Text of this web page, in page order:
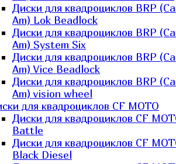
Диски для квадроциклов BRP
Am) Lok Beadlock
Диски для квадроциклов BRP
Am) System Six
Диски для квадроциклов BRP
Am) Vice Beadlock
Диски для квадроциклов BRP
Am) vision wheel
для квадроциклов CF MOTO
Диски для квадроциклов CF
Battle
Диски для квадроциклов CF
Black Diesel